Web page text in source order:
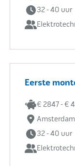
32 - 40 uur
Eerste
€ 2847 - €
Amsterdam
32 - 40 uur